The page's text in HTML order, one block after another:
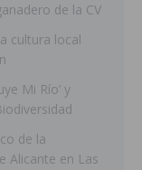
de la CV
cultura local
Mi Río’ y
de la
Alicante en Las